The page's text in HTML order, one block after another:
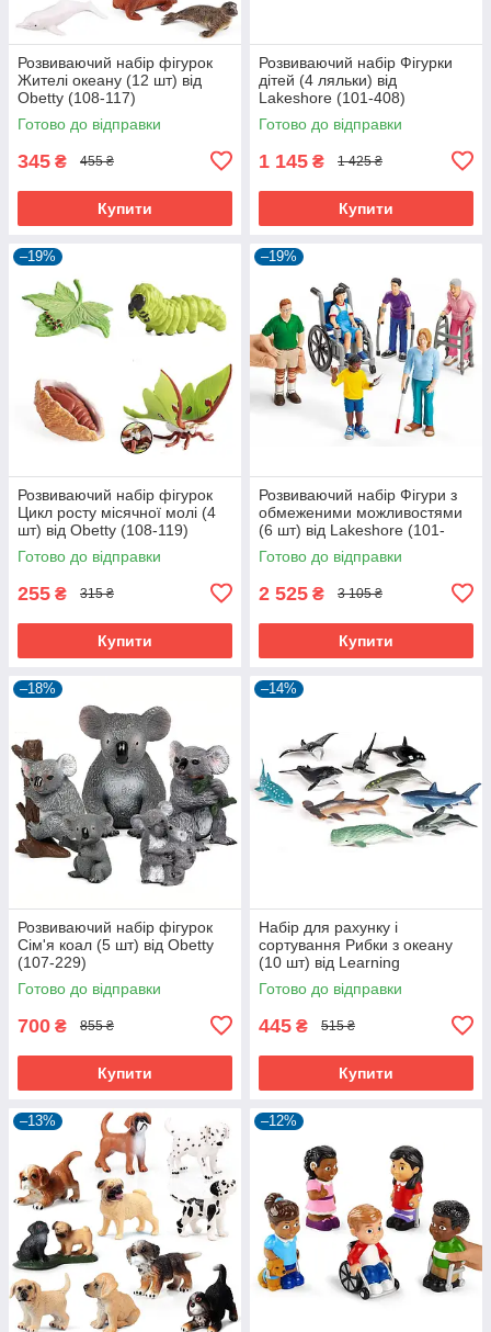
Розвиваючий набір фігурок
Жителі океану (12 шт) від
Obetty (108-117)
Готово до відправки
345 ₴ 455 ₴
Купити
Розвиваючий набір Фігурки
дітей (4 ляльки) від
Lakeshore (101-408)
Готово до відправки
1 145 ₴ 1 425 ₴
Купити
–19%
Розвиваючий набір фігурок
Цикл росту місячної молі (4
шт) від Obetty (108-119)
Готово до відправки
255 ₴ 315 ₴
Купити
–19%
Розвиваючий набір Фігури з
обмеженими можливостями
(6 шт) від Lakeshore (101-
115)
Готово до відправки
2 525 ₴ 3 105 ₴
Купити
–18%
Розвиваючий набір фігурок
Сім'я коал (5 шт) від Obetty
(107-229)
Готово до відправки
700 ₴ 855 ₴
Купити
–14%
Набір для рахунку і
сортування Рибки з океану
(10 шт) від Learning
Resources (104-023)
Готово до відправки
445 ₴ 515 ₴
Купити
–13% –12%